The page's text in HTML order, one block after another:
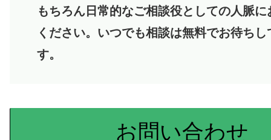
もちろん日常的なご相談役としての人脈
ください。いつでも相談は無料でお待ち
す。
お問い合わせ